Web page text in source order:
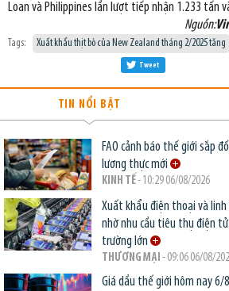
Loan và Philippines lần lượt tiếp nhận 1.233 tấn
Nguồn:
Tags: Xuất khẩu thịt bò của New Zealand tháng 2/2025 tăng
Tweet
TIN NỔI BẬT
FAO cảnh báo thế giới sắp
lương thực mới
KINH TẾ- 10:29 06/08/2026
Xuất khẩu điện thoại và
nhờ nhu cầu tiêu thụ điện
trường lớn
THƯƠNG MẠI - 09:06 06/08/
Giá dầu thế giới hôm nay 6/